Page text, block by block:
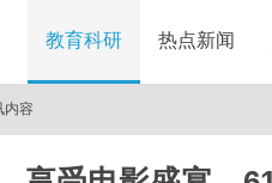
教育科研 热点新闻
内容